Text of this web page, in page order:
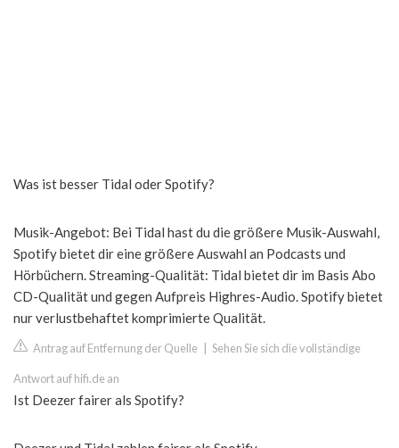
Was ist besser Tidal oder Spotify?
Musik-Angebot: Bei Tidal hast du die größere Musik-Auswahl,
Spotify bietet dir eine größere Auswahl an Podcasts und
Hörbüchern. Streaming-Qualität: Tidal bietet dir im Basis Abo
CD-Qualität und gegen Aufpreis Highres-Audio. Spotify bietet
nur verlustbehaftet komprimierte Qualität.
Antrag auf Entfernung der Quelle Sehen Sie sich die vollständige
Antwort auf hifi.de an
Ist Deezer fairer als Spotify?